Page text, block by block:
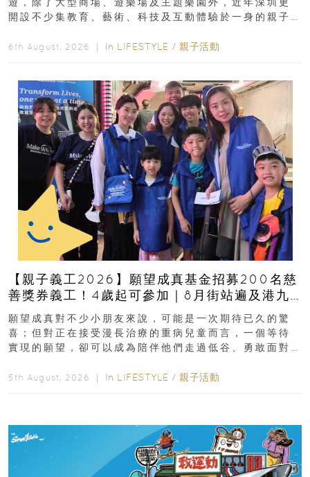
開設不少集教育、藝術、科技及互動體驗於一身的親子
6th August, 2026 ｜ In LIFESTYLE / 親子活動
【親子義工2026】願望成真基金招募200名慈
善獎券義工！4歲起可參加｜8月街站遍及港九
新界
願望成真對不少小朋友來說，可能是一次期待已久的驚
喜；但對正在接受漫長治療的重病兒童而言，一個等待
實現的願望，卻可以成為陪伴他們走過低谷、勇敢面對
5th August, 2026 ｜ In LIFESTYLE / 親子活動